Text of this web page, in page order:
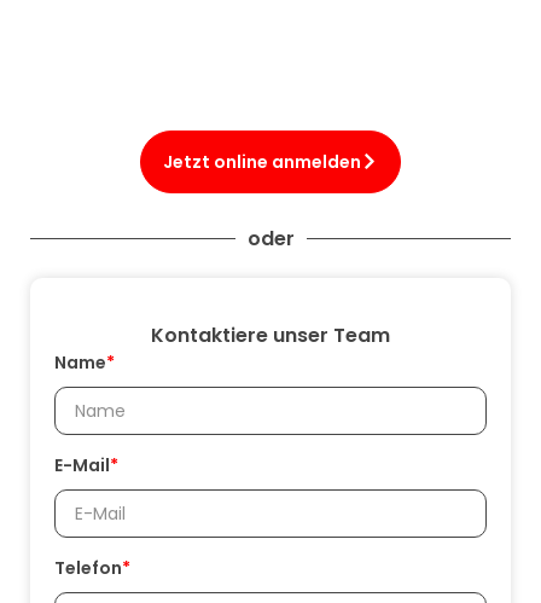
Jetzt online anmelden
oder
Kontaktiere unser Team
Name*
E-Mail*
Telefon*